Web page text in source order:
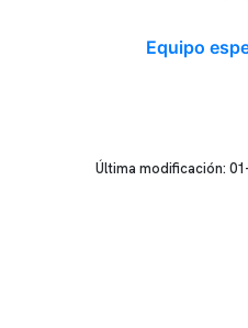
Equipo
Última modificación: